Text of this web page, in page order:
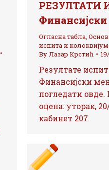
РЕЗУЛТАТИ
Огласна табла,
испита и
ByЛазар Крстић
Резултате
Финансијски
погледати
оцена: уторак,
кабинет 207.